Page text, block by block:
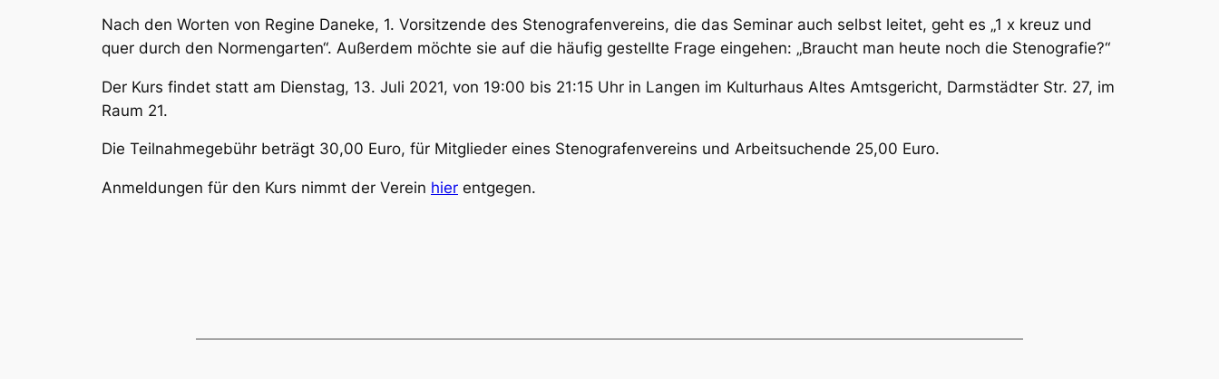
Nach den Worten von Regine Daneke, 1. Vorsitzende des Stenografenvereins, die das Seminar auch selbst leitet, geht es „1 x kreuz und
quer durch den Normengarten“. Außerdem möchte sie auf die häufig gestellte Frage eingehen: „Braucht man heute noch die Stenografie?“
Der Kurs findet statt am Dienstag, 13. Juli 2021, von 19:00 bis 21:15 Uhr in Langen im Kulturhaus Altes Amtsgericht, Darmstädter Str. 27, im
Raum 21.
Die Teilnahmegebühr beträgt 30,00 Euro, für Mitglieder eines Stenografenvereins und Arbeitsuchende 25,00 Euro.
Anmeldungen für den Kurs nimmt der Verein hier entgegen.